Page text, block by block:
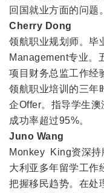
回国就业方面的问题。
Cherry Dong
领航职业规划师。毕
Management专业。
项目财务总监工作经
领航职业培训的三年
企Offer。指导学生
成功率超过95%。
Juno Wang
Monkey King资深持
大利亚多年留学工作
把握移民趋势。在处